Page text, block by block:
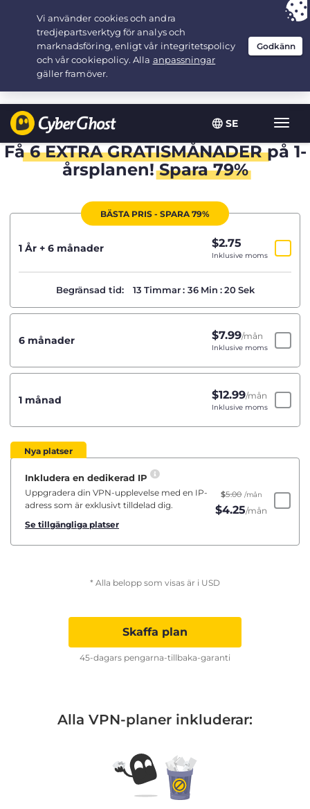
SE
Växla
Your choice: The Best Dealfor 1.5-years at $
Få6 EXTRA GRATISMÅNADERpå 1-
årsplanen!Spara 79%
BÄSTA PRIS - SPARA 79%
1 År + 6 månader $2.75
Inklusive moms
Begränsad tid: 13 Timmar : 36 Min : 19 Sek
6 månader $7.99/mån
Inklusive moms
1 månad $12.99/mån
Inklusive moms
Nya platser
Inkludera en dedikerad IP
Uppgradera din VPN-upplevelse med en IP-
adress som är exklusivt tilldelad dig.
Se tillgängliga platser
$5.00 /mån
$4.25/mån
* Alla belopp som visas är i USD
Skaffa plan
45-dagars pengarna-tillbaka-garanti
Alla VPN-planer inkluderar: